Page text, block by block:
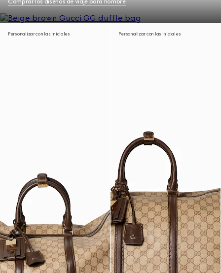
Comprar los diseños de viaje para hombre
Personalizar con las iniciales Personalizar con las iniciales